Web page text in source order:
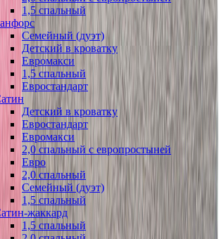
1,5 спальный
Семейный (дуэт)
Детский в кроватку
Евромакси
1,5 спальный
Евростандарт
Детский в кроватку
Евростандарт
Евромакси
2,0 спальный с европростыней
Евро
2,0 спальный
Семейный (дуэт)
1,5 спальный
жаккард
1,5 спальный